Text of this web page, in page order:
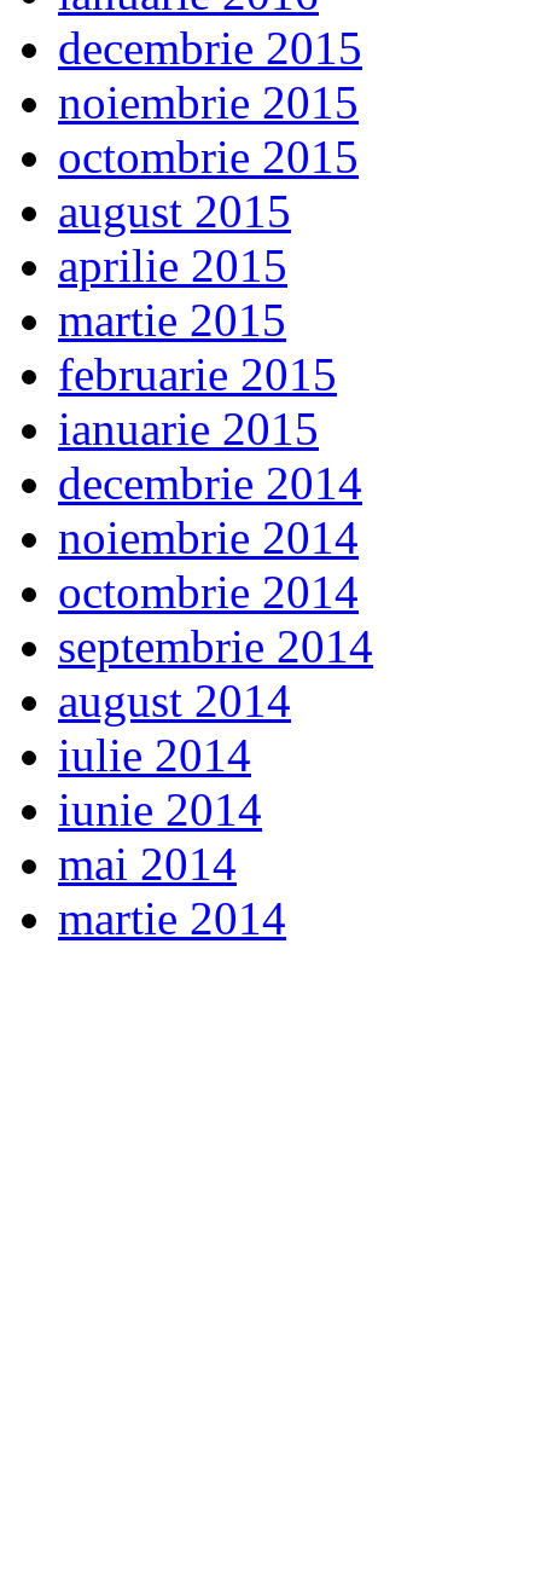
decembrie 2015
noiembrie 2015
octombrie 2015
august 2015
aprilie 2015
martie 2015
februarie 2015
ianuarie 2015
decembrie 2014
noiembrie 2014
octombrie 2014
septembrie 2014
august 2014
iulie 2014
iunie 2014
mai 2014
martie 2014